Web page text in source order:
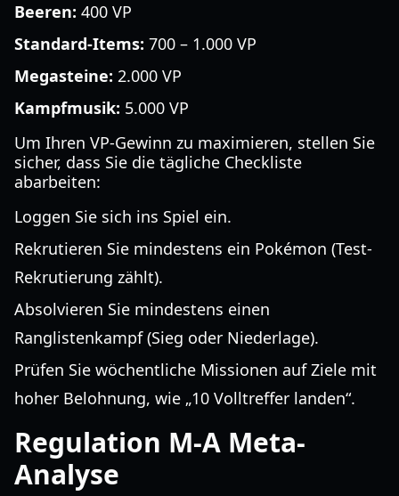
Beeren: 400 VP
Standard-Items: 700 – 1.000 VP
Megasteine: 2.000 VP
Kampfmusik: 5.000 VP
Um Ihren VP-Gewinn zu maximieren, stellen Sie
sicher, dass Sie die tägliche Checkliste
abarbeiten:
Loggen Sie sich ins Spiel ein.
Rekrutieren Sie mindestens ein Pokémon (Test-
Rekrutierung zählt).
Absolvieren Sie mindestens einen
Ranglistenkampf (Sieg oder Niederlage).
Prüfen Sie wöchentliche Missionen auf Ziele mit
hoher Belohnung, wie „10 Volltreffer landen“.
Regulation M-A Meta-
Analyse